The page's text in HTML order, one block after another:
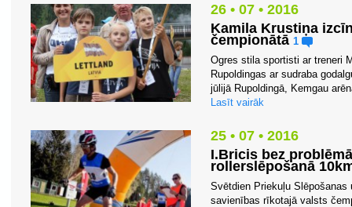
26 • 07 • 2016
Kamila Krustiņa
čempionātā 1
Ogres stila sportisti ar treneri
Rupoldingas ar sudraba
jūlijā Rupoldingā, Kemgau
Lasīt vairāk
25 • 07 • 2016
I.Bricis bez
rollerslēpošanā
Svētdien Priekuļu
savienības rīkotajā valsts